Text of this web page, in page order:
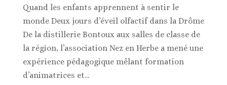
Quand les enfants apprennent à sentir le
monde Deux jours d’éveil olfactif dans la Drôme
De la distillerie Bontoux aux salles de classe de
la région, l’association Nez en Herbe a mené une
expérience pédagogique mêlant formation
d’animatrices et...